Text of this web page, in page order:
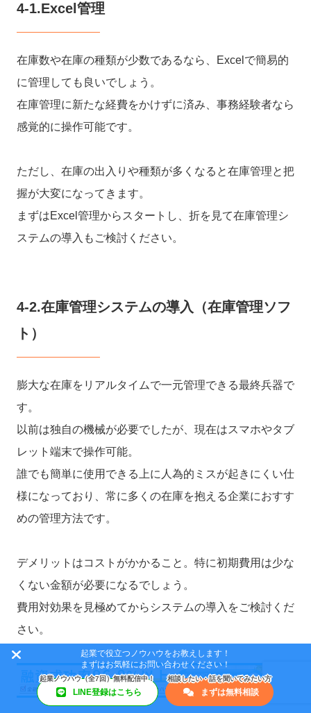
4-1.Excel管理
在庫数や在庫の種類が少数であるなら、Excelで簡易的
に管理しても良いでしょう。
在庫管理に新たな経費をかけずに済み、事務経験者なら
感覚的に操作可能です。
ただし、在庫の出入りや種類が多くなると在庫管理と把
握が大変になってきます。
まずはExcel管理からスタートし、折を見て在庫管理シ
ステムの導入もご検討ください。
4-2.在庫管理システムの導入（在庫管理ソフ
ト）
膨大な在庫をリアルタイムで一元管理できる最終兵器で
す。
以前は独自の機械が必要でしたが、現在はスマホやタブ
レット端末で操作可能。
誰でも簡単に使用できる上に人為的ミスが起きにくい仕
様になっており、常に多くの在庫を抱える企業におすす
めの管理方法です。
デメリットはコストがかかること。特に初期費用は少な
くない金額が必要になるでしょう。
費用対効果を見極めてからシステムの導入をご検討くだ
さい。
起業で役立つノウハウをお教えします！
まずはお気軽にお問い合わせください！
LINE登録はこちら まずは無料相談